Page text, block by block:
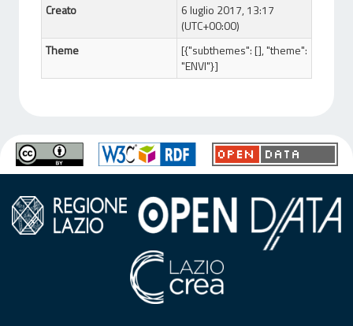
Creato
6 luglio 2017, 13:17
(UTC+00:00)
Theme
[{"subthemes": [], "theme":
"ENVI"}]